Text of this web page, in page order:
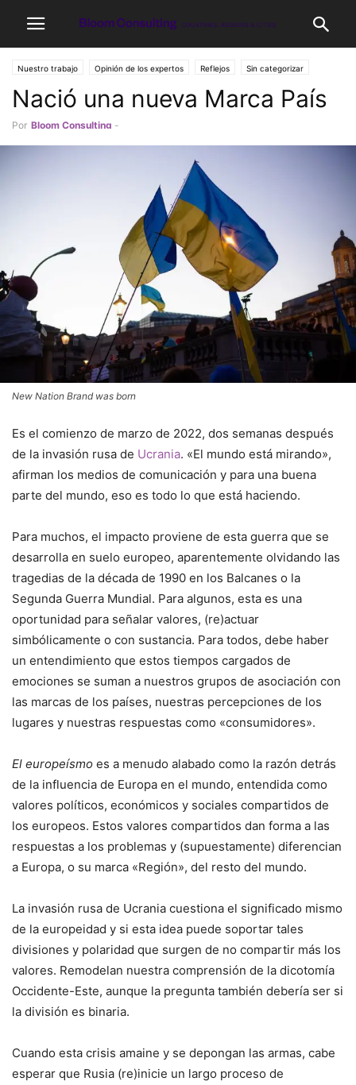
Nuestro trabajo Opinión de los expertos Reflejos Sin categorizar
Nació una nueva Marca País
Por Bloom Consulting -
New Nation Brand was born
Es el comienzo de marzo de 2022, dos semanas después
de la invasión rusa de Ucrania. «El mundo está mirando»,
afirman los medios de comunicación y para una buena
parte del mundo, eso es todo lo que está haciendo.
Para muchos, el impacto proviene de esta guerra que se
desarrolla en suelo europeo, aparentemente olvidando las
tragedias de la década de 1990 en los Balcanes o la
Segunda Guerra Mundial. Para algunos, esta es una
oportunidad para señalar valores, (re)actuar
simbólicamente o con sustancia. Para todos, debe haber
un entendimiento que estos tiempos cargados de
emociones se suman a nuestros grupos de asociación con
las marcas de los países, nuestras percepciones de los
lugares y nuestras respuestas como «consumidores».
El europeísmo es a menudo alabado como la razón detrás
de la influencia de Europa en el mundo, entendida como
valores políticos, económicos y sociales compartidos de
los europeos. Estos valores compartidos dan forma a las
respuestas a los problemas y (supuestamente) diferencian
a Europa, o su marca «Región», del resto del mundo.
La invasión rusa de Ucrania cuestiona el significado mismo
de la europeidad y si esta idea puede soportar tales
divisiones y polaridad que surgen de no compartir más los
valores. Remodelan nuestra comprensión de la dicotomía
Occidente-Este, aunque la pregunta también debería ser si
la división es binaria.
Cuando esta crisis amaine y se depongan las armas, cabe
esperar que Rusia (re)inicie un largo proceso de